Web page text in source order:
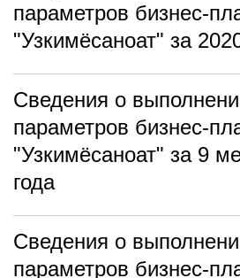
параметров бизнес-
"Узкимёсаноат" за
Сведения о
параметров бизнес-
"Узкимёсаноат" за 9
года
Сведения о
параметров бизнес-